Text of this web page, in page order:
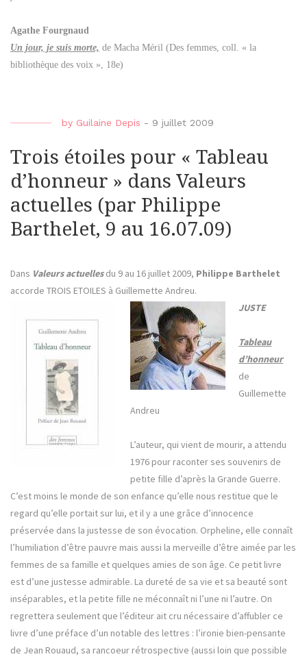
Agathe Fourgnaud
Un jour, je suis morte, de Macha Méril (Des femmes, coll. « la
bibliothèque des voix », 18e)
by Guilaine Depis - 9 juillet 2009
Trois étoiles pour « Tableau
d’honneur » dans Valeurs
actuelles (par Philippe
Barthelet, 9 au 16.07.09)
Dans Valeurs actuellesdu 9 au 16 juillet 2009, Philippe Barthelet
accorde TROIS ETOILES à Guillemette Andreu.
JUSTE
Tableau
d’honneur
de
Guillemette
Andreu
L’auteur, qui vient de mourir, a attendu
1976 pour raconter ses souvenirs de
petite fille d’après la Grande Guerre.
C’est moins le monde de son enfance qu’elle nous restitue que le
regard qu’elle portait sur lui, et il y a une grâce d’innocence
préservée dans la justesse de son évocation. Orpheline, elle connaît
l’humiliation d’être pauvre mais aussi la merveille d’être aimée par les
femmes de sa famille et quelques amies de son âge. Ce petit livre
est d’une justesse admirable. La dureté de sa vie et sa beauté sont
inséparables, et la petite fille ne méconnaît ni l’une ni l’autre. On
regrettera seulement que l’éditeur ait cru nécessaire d’affubler ce
livre d’une préface d’un notable des lettres : l’ironie bien-pensante
de Jean Rouaud, sa rancoeur rétrospective (aussi loin que possible